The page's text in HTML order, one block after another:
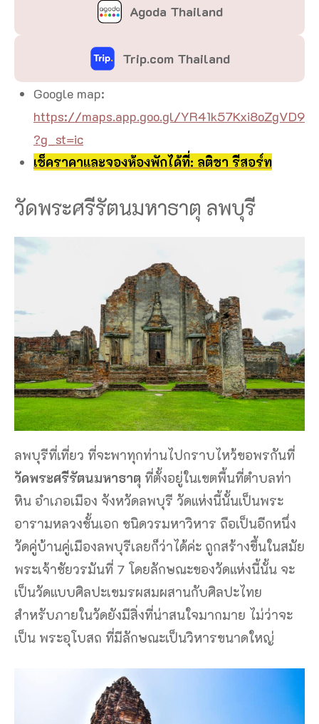
Agoda Thailand
Trip.com Thailand
Google map:
https://maps.app.goo.gl/YR41k57Kxi8oZgVD9
?g_st=ic
เช็คราคาและจองห้องพักได้ที่: ลติชา รีสอร์ท
วัดพระศรีรัตนมหาธาตุ ลพบุรี
ลพบุรีที่เที่ยว ที่จะพาทุกท่านไปกราบไหว้ขอพรกันที่
วัดพระศรีรัตนมหาธาตุ ที่ตั้งอยู่ในเขตพื้นที่ตำบลท่า
หิน อำเภอเมือง จังหวัดลพบุรี วัดแห่งนี้นั้นเป็นพระ
อารามหลวงชั้นเอก ชนิดวรมหาวิหาร ถือเป็นอีกหนึ่ง
วัดคู่บ้านคู่เมืองลพบุรีเลยก็ว่าได้ค่ะ ถูกสร้างขึ้นในสมัย
พระเจ้าชัยวรมันที่ 7 โดยลักษณะของวัดแห่งนี้นั้น จะ
เป็นวัดแบบศิลปะเขมรผสมผสานกับศิลปะไทย
สำหรับภายในวัดยังมีสิ่งที่น่าสนใจมากมาย ไม่ว่าจะ
เป็น พระอุโบสถ ที่มีลักษณะเป็นวิหารขนาดใหญ่